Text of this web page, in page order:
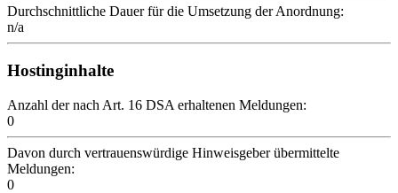
Durchschnittliche Dauer für die Umsetzung der Anordnung:
n/a
Hostinginhalte
Anzahl der nach Art. 16 DSA erhaltenen Meldungen:
0
Davon durch vertrauenswürdige Hinweisgeber übermittelte
Meldungen:
0